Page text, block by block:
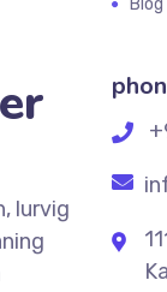
lurvig
Blog